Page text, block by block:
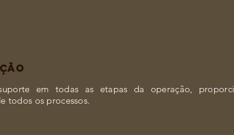
em todas as etapas da operação,
todos os processos.